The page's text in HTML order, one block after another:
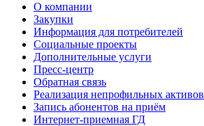
О компании
Закупки
Информация для потребителей
Социальные проекты
Дополнительные услуги
Пресс-центр
Обратная связь
Реализация непрофильных активов
Запись абонентов на приём
Интернет-приемная ГД